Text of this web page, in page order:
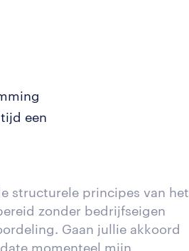
een
structurele principes van het
zonder bedrijfseigen
Gaan jullie akkoord
momenteel mijn